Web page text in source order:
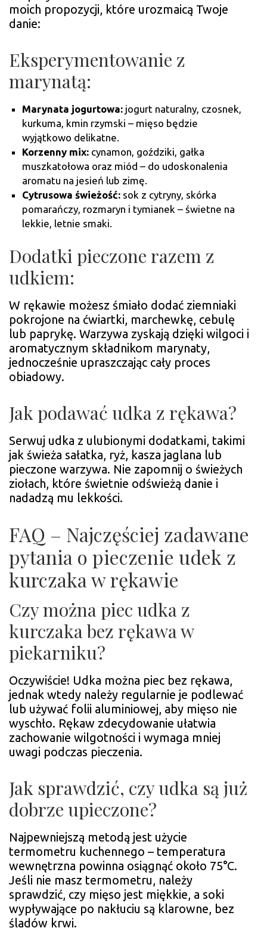
moich propozycji, które urozmaicą Twoje
danie:
Eksperymentowanie z
marynatą:
Marynata jogurtowa: jogurt naturalny, czosnek,
kurkuma, kmin rzymski – mięso będzie
wyjątkowo delikatne.
Korzenny mix: cynamon, goździki, gałka
muszkatołowa oraz miód – do udoskonalenia
aromatu na jesień lub zimę.
Cytrusowa świeżość: sok z cytryny, skórka
pomarańczy, rozmaryn i tymianek – świetne na
lekkie, letnie smaki.
Dodatki pieczone razem z
udkiem:
W rękawie możesz śmiało dodać ziemniaki
pokrojone na ćwiartki, marchewkę, cebulę
lub paprykę. Warzywa zyskają dzięki wilgoci i
aromatycznym składnikom marynaty,
jednocześnie upraszczając cały proces
obiadowy.
Jak podawać udka z rękawa?
Serwuj udka z ulubionymi dodatkami, takimi
jak świeża sałatka, ryż, kasza jaglana lub
pieczone warzywa. Nie zapomnij o świeżych
ziołach, które świetnie odświeżą danie i
nadadzą mu lekkości.
FAQ – Najczęściej zadawane
pytania o pieczenie udek z
kurczaka w rękawie
Czy można piec udka z
kurczaka bez rękawa w
piekarniku?
Oczywiście! Udka można piec bez rękawa,
jednak wtedy należy regularnie je podlewać
lub używać folii aluminiowej, aby mięso nie
wyschło. Rękaw zdecydowanie ułatwia
zachowanie wilgotności i wymaga mniej
uwagi podczas pieczenia.
Jak sprawdzić, czy udka są już
dobrze upieczone?
Najpewniejszą metodą jest użycie
termometru kuchennego – temperatura
wewnętrzna powinna osiągnąć około 75°C.
Jeśli nie masz termometru, należy
sprawdzić, czy mięso jest miękkie, a soki
wypływające po nakłuciu są klarowne, bez
śladów krwi.